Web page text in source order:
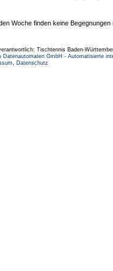
Woche finden keine Begegnungen
Tischtennis Baden-
Datenautomaten GmbH - Automatisierte
, Datenschutz